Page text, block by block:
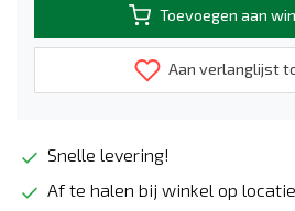
Toevoegen aan
Aan verlanglijst
Snelle levering!
Af te halen bij winkel op locatie